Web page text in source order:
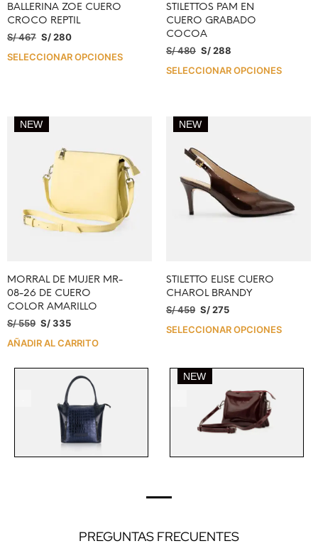
BALLERINA ZOE CUERO
CROCO REPTIL
S/467 S/280
SELECCIONAR OPCIONES
STILETTOS PAM EN
CUERO GRABADO
COCOA
S/480 S/288
SELECCIONAR OPCIONES
NEW
MORRAL DE MUJER MR-
08-26 DE CUERO
COLOR AMARILLO
S/559 S/335
AÑADIR AL CARRITO
NEW
STILETTO ELISE CUERO
CHAROL BRANDY
S/459 S/275
SELECCIONAR OPCIONES
NEW
PREGUNTAS FRECUENTES